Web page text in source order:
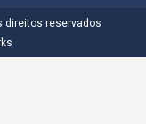
direitos reservados